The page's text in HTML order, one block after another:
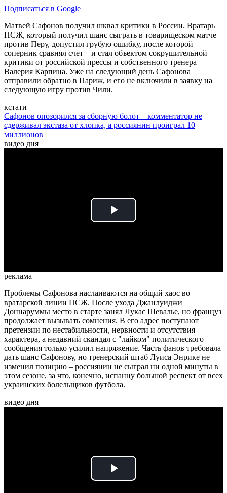
Подписаться в Google
Матвей Сафонов получил шквал критики в России. Вратарь
ПСЖ, который получил шанс сыграть в товарищеском матче
против Перу, допустил грубую ошибку, после которой
соперник сравнял счет – и стал объектом сокрушительной
критики от российской прессы и собственного тренера
Валерия Карпина. Уже на следующий день Сафонова
отправили обратно в Париж, и его не включили в заявку на
следующую игру против Чили.
кстати
Сафонов опозорился за сборную болот – комментатор не
сдерживал экстаза от хлопка, а россиянин проиграл 10
миллионов
видео дня
Play
реклама
Проблемы Сафонова наслаиваются на общий хаос во
вратарской линии ПСЖ. После ухода Джанлуиджи
Доннаруммы место в старте занял Лукас Шевалье, но француз
продолжает вызывать сомнения. В его адрес поступают
претензии по нестабильности, нервности и отсутствия
характера, а недавний скандал с "лайком" политического
сообщения только усилил напряжение. Часть фанов требовала
дать шанс Сафонову, но тренерский штаб Луиса Энрике не
изменил позицию – россиянин не сыграл ни одной минуты в
этом сезоне, за что, конечно, испанцу большой респект от всех
украинских болельщиков футбола.
видео дня
Play